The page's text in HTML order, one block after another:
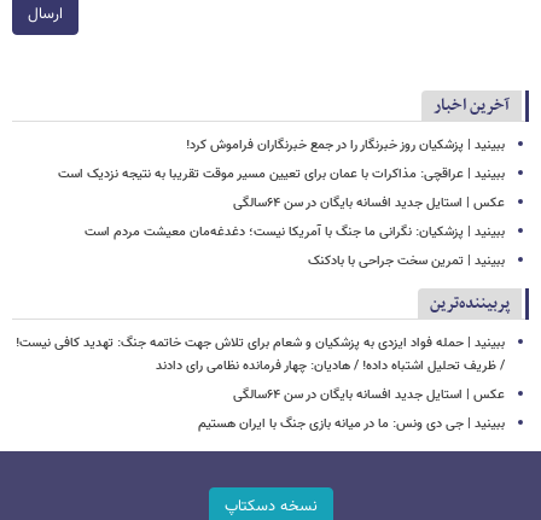
ارسال
آخرین اخبار
ببینید | پزشکیان روز خبرنگار را در جمع خبرنگاران فراموش کرد!
ببینید | عراقچی: مذاکرات با عمان برای تعیین مسیر موقت تقریبا به نتیجه نزدیک است
عکس | استایل جدید افسانه بایگان در سن ۶۴سالگی
ببینید | پزشکیان: نگرانی ما جنگ با آمریکا نیست؛ دغدغه‌مان معیشت مردم است
ببینید | تمرین سخت جراحی با بادکنک
پربیننده‌ترین
ببینید | حمله فواد ایزدی به پزشکیان و شعام برای تلاش جهت خاتمه جنگ: تهدید کافی نیست!
/ ظریف تحلیل اشتباه داده! / هادیان: چهار فرمانده نظامی رای دادند
عکس | استایل جدید افسانه بایگان در سن ۶۴سالگی
ببینید | جی دی ونس: ما در میانه بازی جنگ با ایران هستیم
نسخه دسکتاپ